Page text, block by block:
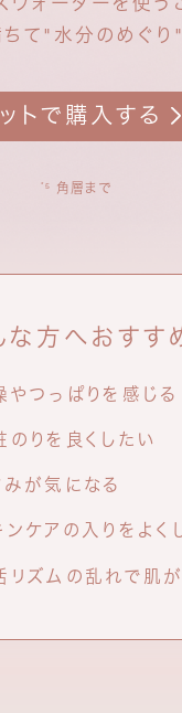
て"水分のめぐり"
トで購入する
*5 角層まで
な方へおすす
やつっぱりを感じる
のりを良くしたい
みが気になる
ンケアの入りをよく
リズムの乱れで肌